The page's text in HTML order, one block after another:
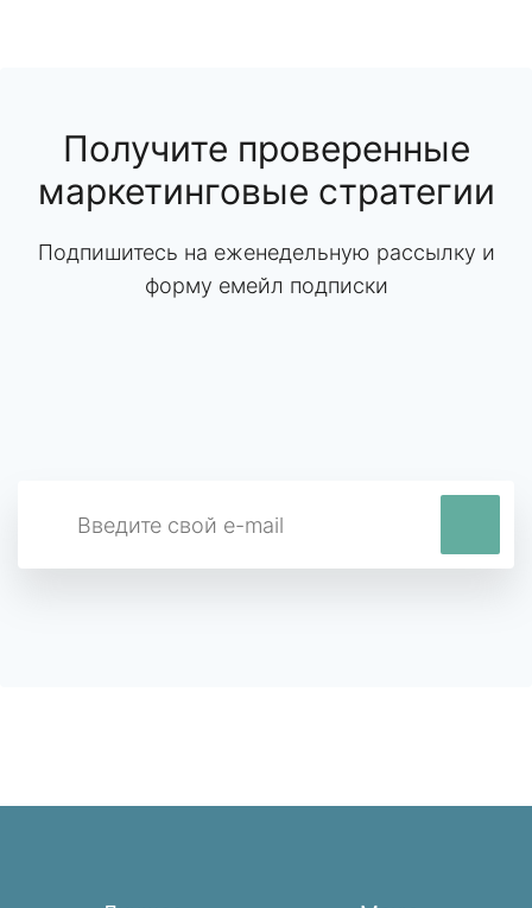
Получите проверенные
маркетинговые стратегии
Подпишитесь на еженедельную рассылку и
форму емейл подписки